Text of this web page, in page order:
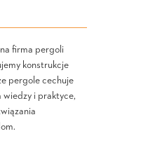
firma pergoli
konstrukcje
pergole cechuje
wiedzy i praktyce,